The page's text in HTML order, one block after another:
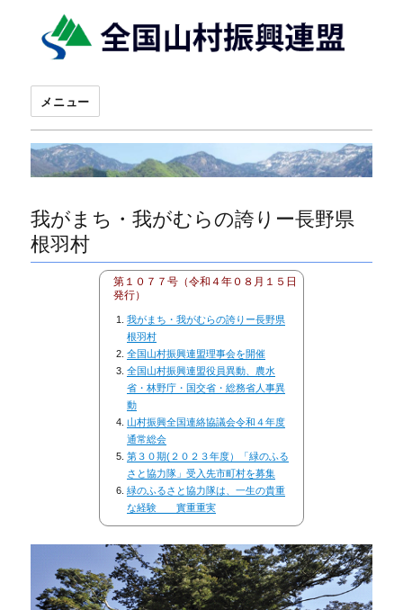
メニュー
我がまち・我がむらの誇りー長野県
根羽村
第１０７７号（令和４年０８月１５日
発行）
我がまち・我がむらの誇りー長野県
根羽村
全国山村振興連盟理事会を開催
全国山村振興連盟役員異動、農水
省・林野庁・国交省・総務省人事異
動
山村振興全国連絡協議会令和４年度
通常総会
第３０期(２０２３年度）「緑のふる
さと協力隊」受入先市町村を募集
緑のふるさと協力隊は、一生の貴重
な経験 實重重実